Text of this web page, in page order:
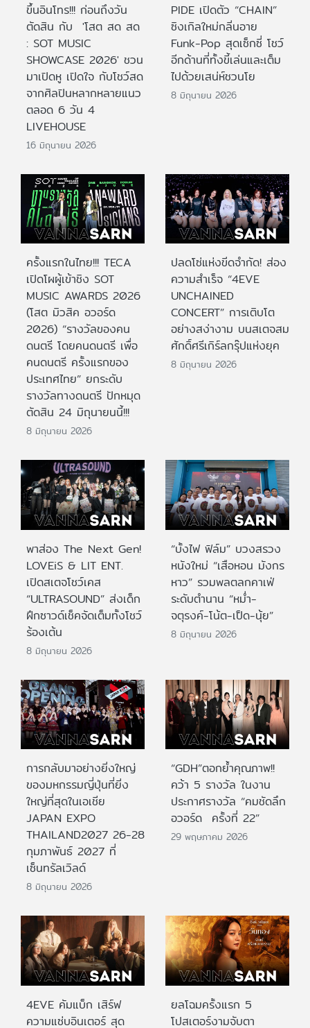
ขึ้นอินโทร!!! ก่อนถึงวัน
ตัดสิน กับ 'โสต สด สด
: SOT MUSIC
SHOWCASE 2026' ชวน
มาเปิดหู เปิดใจ กับโชว์สด
จากศิลปินหลากหลายแนว
ตลอด 6 วัน 4
LIVEHOUSE
16 มิถุนายน 2026
PIDE เปิดตัว “CHAIN”
ซิงเกิลใหม่กลิ่นอาย
Funk-Pop สุดเซ็กซี่ โชว์
อีกด้านที่ทั้งขี้เล่นและเต็ม
ไปด้วยเสน่ห์ชวนโย
8 มิถุนายน 2026
ครั้งแรกในไทย!!! TECA
เปิดโผผู้เข้าชิง SOT
MUSIC AWARDS 2026
(โสต มิวสิค อวอร์ด
2026) “รางวัลของคน
ดนตรี โดยคนดนตรี เพื่อ
คนดนตรี ครั้งแรกของ
ประเทศไทย” ยกระดับ
รางวัลทางดนตรี ปักหมุด
ตัดสิน 24 มิถุนายนนี้!!!
8 มิถุนายน 2026
ปลดโซ่แห่งขีดจำกัด! ส่อง
ความสำเร็จ “4EVE
UNCHAINED
CONCERT” การเติบโต
อย่างสง่างาม บนสเตจสม
ศักดิ์ศรีเกิร์ลกรุ๊ปแห่งยุค
8 มิถุนายน 2026
พาส่อง The Next Gen!
LOVEiS & LIT ENT.
เปิดสเตจโชว์เคส
“ULTRASOUND” ส่งเด็ก
ฝึกซาวด์เช็คจัดเต็มทั้งโชว์
ร้องเต้น
8 มิถุนายน 2026
“บั้งไฟ ฟิล์ม” บวงสรวง
หนังใหม่ “เสือหอน มังกร
หาว” รวมพลตลกคาเฟ่
ระดับตำนาน “หม่ำ-
จตุรงค์-โน้ต-เป็ด-นุ้ย”
8 มิถุนายน 2026
การกลับมาอย่างยิ่งใหญ่
ของมหกรรมญี่ปุ่นที่ยิ่ง
ใหญ่ที่สุดในเอเชีย
JAPAN EXPO
THAILAND2027 26-28
กุมภาพันธ์ 2027 ที่
เซ็นทรัลเวิลด์
8 มิถุนายน 2026
“GDH”ตอกย้ำคุณภาพ!!
คว้า 5 รางวัล ในงาน
ประกาศรางวัล “คมชัดลึก
อวอร์ด ครั้งที่ 22”
29 พฤษภาคม 2026
4EVE คัมแบ็ก เสิร์ฟ
ความแซ่บอินเตอร์ สุด
ยลโฉมครั้งแรก 5
โปสเตอร์งามจับตา